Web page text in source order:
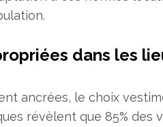
dans les
ancrées, le choix
révèlent que 85% des